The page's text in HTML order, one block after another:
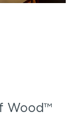
Wood™